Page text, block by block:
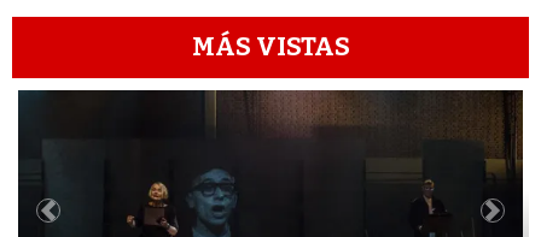
MÁS VISTAS
1
Previous Next